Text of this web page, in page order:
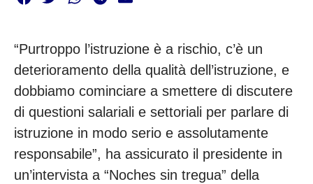
“Purtroppo l’istruzione è a rischio, c’è un
deterioramento della qualità dell’istruzione, e
dobbiamo cominciare a smettere di discutere
di questioni salariali e settoriali per parlare di
istruzione in modo serio e assolutamente
responsabile”, ha assicurato il presidente in
un’intervista a “Noches sin tregua” della